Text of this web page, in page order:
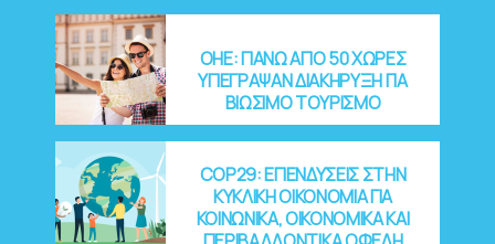
OHE: ΠΑΝΩ ΑΠΟ 50 ΧΩΡΕΣ
ΥΠΕΓΡΑΨΑΝ ΔΙΑΚΗΡΥΞΗ ΓΙΑ
ΒΙΩΣΙΜΟ ΤΟΥΡΙΣΜΟ
COP29: EΠΕΝΔΥΣΕΙΣ ΣΤΗΝ
ΚΥΚΛΙΚΗ ΟΙΚΟΝΟΜΙΑ ΓΙΑ
ΚΟΙΝΩΝΙΚΑ, ΟΙΚΟΝΟΜΙΚΑ ΚΑΙ